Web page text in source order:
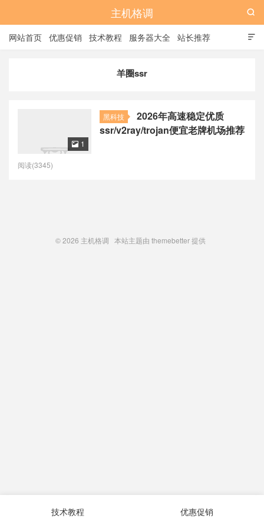
主机格调

网站首页 优惠促销 技术教程 服务器大全 站长推荐

羊圈ssr
黑科技
2026年高速稳定优质
ssr/v2ray/trojan便宜老牌机场推荐
 1
阅读(3345)
© 2026 主机格调 本站主题由 themebetter提供
技术教程 优惠促销